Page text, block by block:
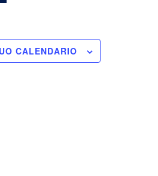
CALENDARIO